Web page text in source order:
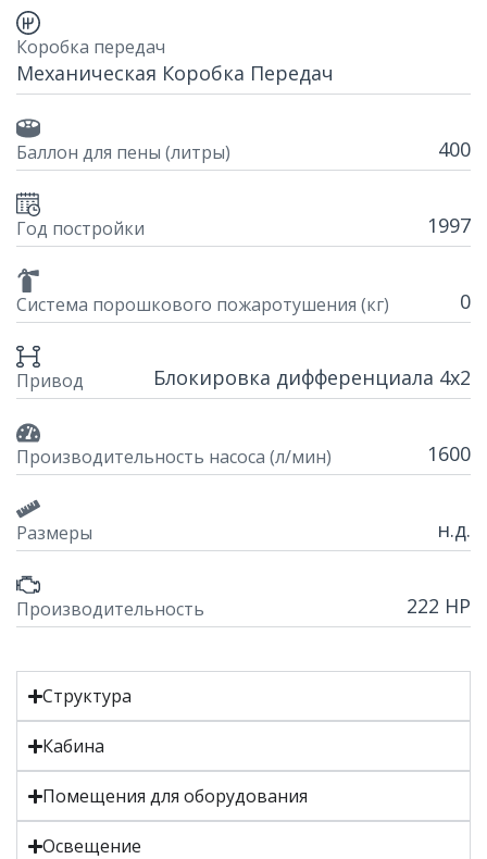
Коробка передач
Механическая Коробка Передач
Баллон для пены (литры) 400
Год постройки 1997
Система порошкового пожаротушения (кг) 0
Привод Блокировка дифференциала 4x2
Производительность насоса (л/мин) 1600
Размеры н.д.
Производительность 222 HP
Структура
Кабина
Помещения для оборудования
Освещение